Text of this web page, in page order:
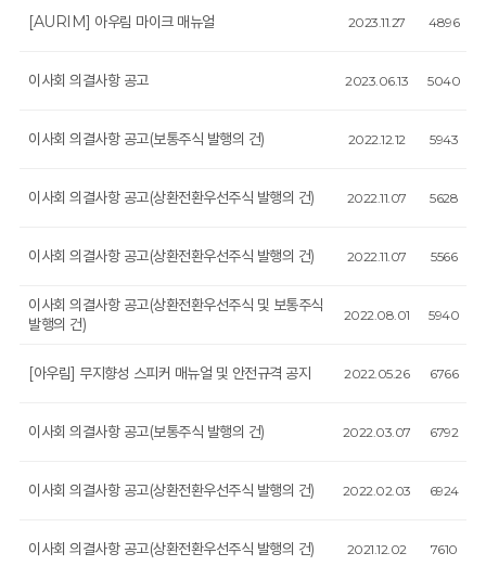
[AURIM] 아우림 마이크 매뉴얼 2023.11.27 4896
이사회 의결사항 공고 2023.06.13 5040
이사회 의결사항 공고(보통주식 발행의 건) 2022.12.12 5943
이사회 의결사항 공고(상환전환우선주식 발행의 건) 2022.11.07 5628
이사회 의결사항 공고(상환전환우선주식 발행의 건) 2022.11.07 5566
이사회 의결사항 공고(상환전환우선주식 및 보통주식
발행의 건)
2022.08.01 5940
[아우림] 무지향성 스피커 매뉴얼 및 안전규격 공지 2022.05.26 6766
이사회 의결사항 공고(보통주식 발행의 건) 2022.03.07 6792
이사회 의결사항 공고(상환전환우선주식 발행의 건) 2022.02.03 6924
이사회 의결사항 공고(상환전환우선주식 발행의 건) 2021.12.02 7610